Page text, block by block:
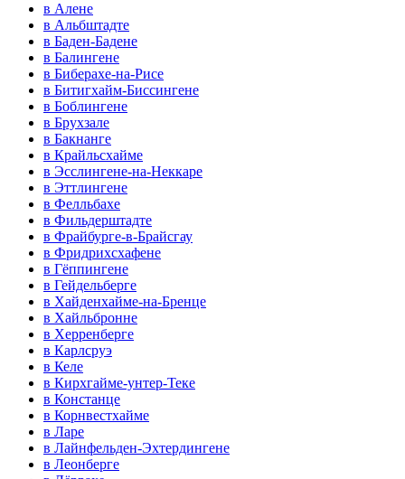
в Алене
в Альбштадте
в Баден-Бадене
в Балингене
в Биберахе-на-Рисе
в Битигхайм-Биссингене
в Боблингене
в Брухзале
в Бакнанге
в Крайльсхайме
в Эсслингене-на-Неккаре
в Эттлингене
в Фелльбахе
в Фильдерштадте
в Фрайбурге-в-Брайсгау
в Фридрихсхафене
в Гёппингене
в Гейдельберге
в Хайденхайме-на-Бренце
в Хайльбронне
в Херренберге
в Карлсруэ
в Келе
в Кирхгайме-унтер-Теке
в Констанце
в Корнвестхайме
в Ларе
в Лайнфельден-Эхтердингене
в Леонберге